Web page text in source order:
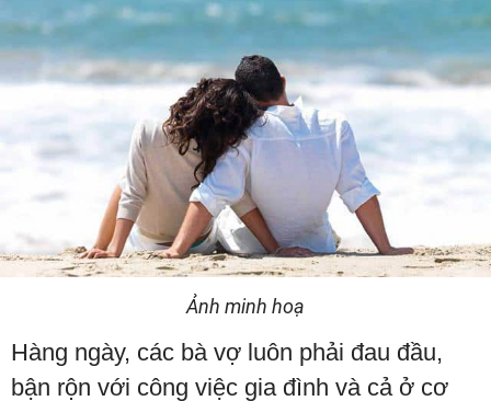
Ảnh minh hoạ
Hàng ngày, các bà vợ luôn phải đau đầu,
bận rộn với công việc gia đình và cả ở cơ